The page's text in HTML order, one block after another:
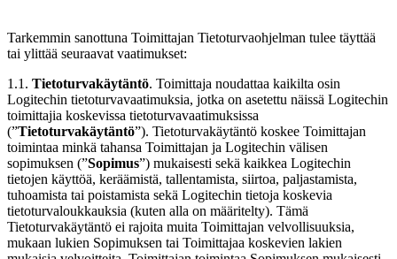
Tarkemmin sanottuna Toimittajan Tietoturvaohjelman tulee täyttää
tai ylittää seuraavat vaatimukset:
1.1. Tietoturvakäytäntö. Toimittaja noudattaa kaikilta osin
Logitechin tietoturvavaatimuksia, jotka on asetettu näissä Logitechin
toimittajia koskevissa tietoturvavaatimuksissa
(”Tietoturvakäytäntö”). Tietoturvakäytäntö koskee Toimittajan
toimintaa minkä tahansa Toimittajan ja Logitechin välisen
sopimuksen (”Sopimus”) mukaisesti sekä kaikkea Logitechin
tietojen käyttöä, keräämistä, tallentamista, siirtoa, paljastamista,
tuhoamista tai poistamista sekä Logitechin tietoja koskevia
tietoturvaloukkauksia (kuten alla on määritelty). Tämä
Tietoturvakäytäntö ei rajoita muita Toimittajan velvollisuuksia,
mukaan lukien Sopimuksen tai Toimittajaa koskevien lakien